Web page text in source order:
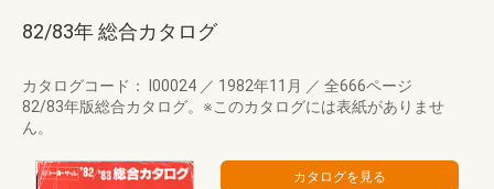
82/83年 総合カタログ
カタログコード： I00024 ／ 1982年11月 ／ 全666ページ
82/83年版総合カタログ。※このカタログには表紙がありませ
ん。